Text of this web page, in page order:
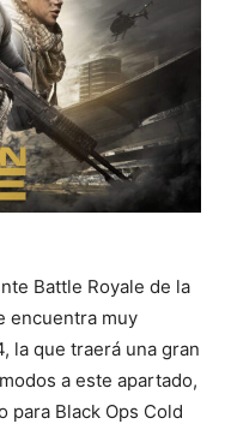
Battle Royale de la
encuentra muy
la que traerá una gran
a este apartado,
para Black Ops Cold